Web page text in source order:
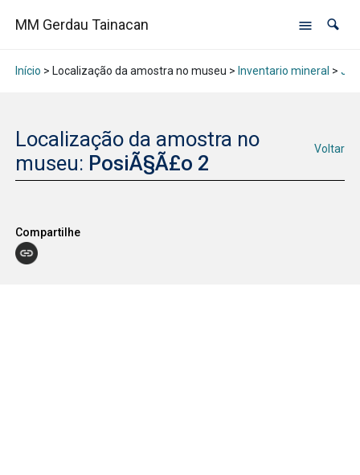
MM Gerdau Tainacan
Início > Localização da amostra no museu > Inventario mineral >
Localização da amostra no
museu: PosiÃ§Ã£o 2
Voltar
Compartilhe